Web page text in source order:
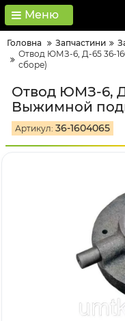
Меню
Головна Запчастини
Отвод ЮМЗ-6, Д-65 36-
сборе)
Отвод ЮМЗ-6,
Выжимной
Артикул: 36-1604065